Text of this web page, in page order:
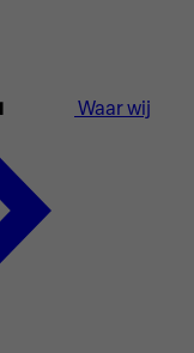
Waar wij